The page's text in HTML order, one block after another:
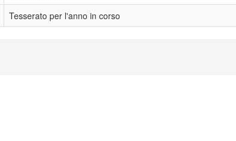
Tesserato per l'anno in corso